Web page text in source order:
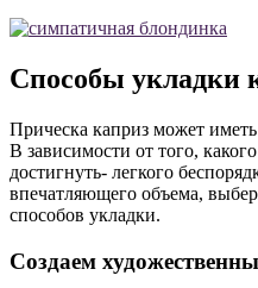
Способы укладки
Прическа каприз может
В зависимости от того,
достигнуть- легкого
впечатляющего объема,
способов укладки.
Создаем